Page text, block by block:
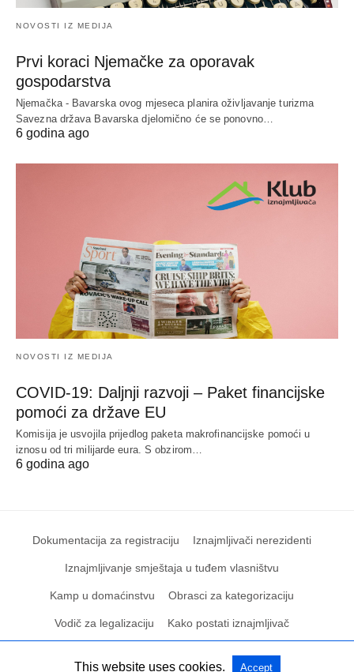
NOVOSTI IZ MEDIJA
Prvi koraci Njemačke za oporavak
gospodarstva
Njemačka - Bavarska ovog mjeseca planira oživljavanje turizma
Savezna država Bavarska djelomično će se ponovno…
6 godina ago
NOVOSTI IZ MEDIJA
COVID-19: Daljnji razvoji – Paket financijske
pomoći za države EU
Komisija je usvojila prijedlog paketa makrofinancijske pomoći u
iznosu od tri milijarde eura. S obzirom…
6 godina ago
Dokumentacija za registraciju Iznajmljivači nerezidenti
Iznajmljivanje smještaja u tuđem vlasništvu
Kamp u domaćinstvu Obrasci za kategorizaciju
Vodič za legalizaciju Kako postati iznajmljivač
All Rights Reserved View Non-AMP Version
This website uses cookies. Accept